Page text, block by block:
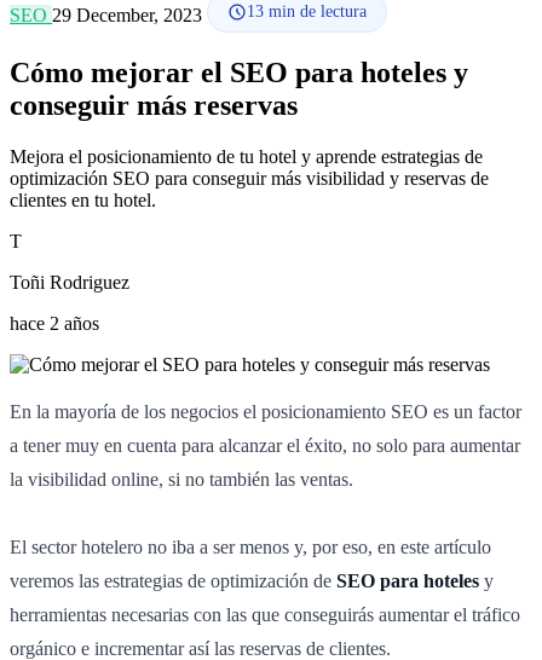
SEO 29 December, 2023 13 min de lectura
Cómo mejorar el SEO para hoteles y
conseguir más reservas
Mejora el posicionamiento de tu hotel y aprende estrategias de
optimización SEO para conseguir más visibilidad y reservas de
clientes en tu hotel.
T
Toñi Rodriguez
hace 2 años
En la mayoría de los negocios el posicionamiento SEO es un factor
a tener muy en cuenta para alcanzar el éxito, no solo para aumentar
la visibilidad online, si no también las ventas.
El sector hotelero no iba a ser menos y, por eso, en este artículo
veremos las estrategias de optimización de SEO para hoteles y
herramientas necesarias con las que conseguirás aumentar el tráfico
orgánico e incrementar así las reservas de clientes.